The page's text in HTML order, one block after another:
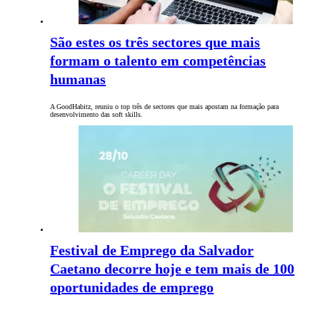
São estes os três sectores que mais
formam o talento em competências
humanas
A GoodHabitz, reuniu o top três de sectores que mais apostam na formação para
desenvolvimento das soft skills.
Festival de Emprego da Salvador
Caetano decorre hoje e tem mais de 100
oportunidades de emprego